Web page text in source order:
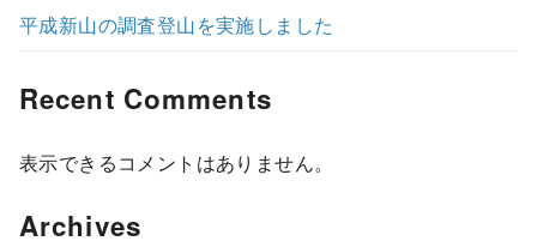
平成新山の調査登山を実施しました
Recent Comments
表示できるコメントはありません。
Archives